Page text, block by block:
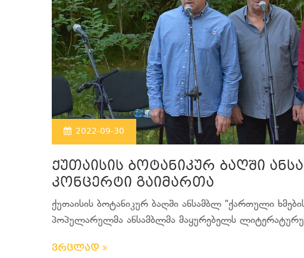
2022-09-30
ქუთაისის ბოტანიკურ ბაღში
კონცერტი გაიმართა
ქუთაისის ბოტანიკურ ბაღში ანსამბლ "ქართული
პოპულარულმა ანსამბლმა მაყურებელს
ვრცლად